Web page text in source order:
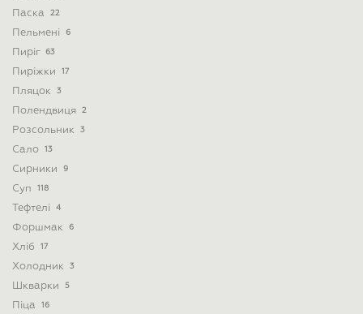
Паска 22
Пельмені 6
Пиріг 63
Пиріжки 17
Пляцок 3
Полендвиця 2
Розсольник 3
Сало 13
Сирники 9
Суп 118
Тефтелі 4
Форшмак 6
Хліб 17
Холодник 3
Шкварки 5
Піца 16